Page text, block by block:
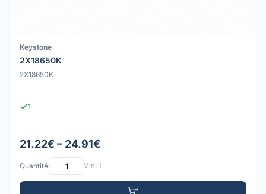
Keystone
2X18650K
2X18650K
1
21.22€ – 24.91€
Quantité: Min: 1